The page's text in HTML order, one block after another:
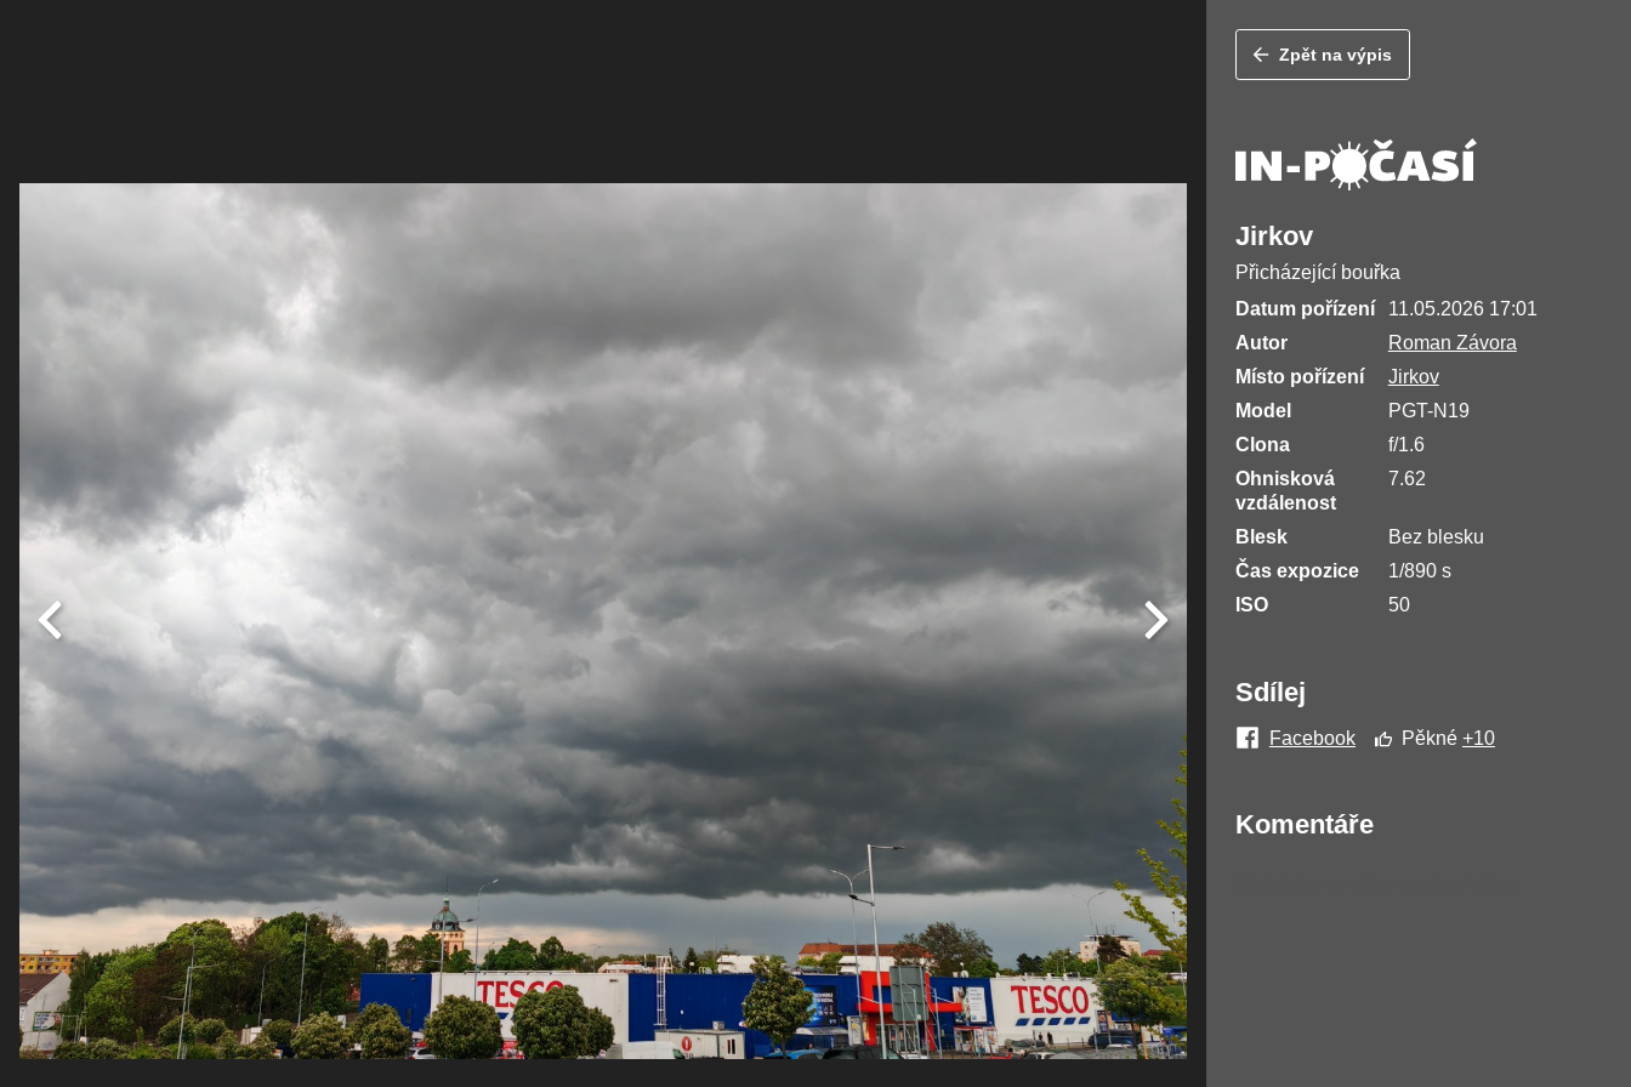
Zpět na výpis
Jirkov
Přicházející bouřka
Datum pořízení
11.05.2026 17:01
Autor
Roman Závora
Místo pořízení
Jirkov
Model
PGT-N19
Clona
f/1.6
Ohnisková
vzdálenost
7.62
Blesk
Bez blesku
Čas expozice
1/890 s
ISO
50
Sdílej
Facebook Pěkné +10
Komentáře